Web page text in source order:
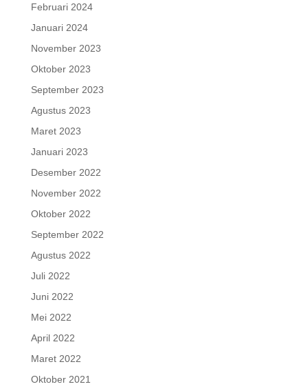
Februari 2024
Januari 2024
November 2023
Oktober 2023
September 2023
Agustus 2023
Maret 2023
Januari 2023
Desember 2022
November 2022
Oktober 2022
September 2022
Agustus 2022
Juli 2022
Juni 2022
Mei 2022
April 2022
Maret 2022
Oktober 2021